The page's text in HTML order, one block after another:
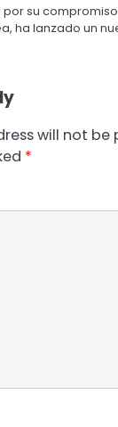
su
ha lanzado un
will not be
*